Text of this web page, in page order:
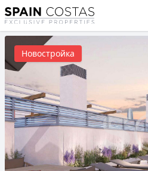
Новостройка